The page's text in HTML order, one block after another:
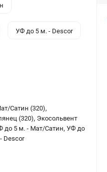
УФ до 5 м. - Descor
Сатин (320),
(320), Экосольвент
до 5 м. - Мат/Сатин, УФ до
Descor